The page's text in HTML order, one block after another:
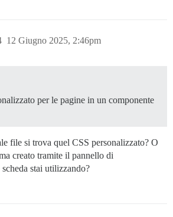
12 Giugno 2025, 2:46pm
per le pagine in un componente
file si trova quel CSS personalizzato? O
creato tramite il pannello di
stai utilizzando?